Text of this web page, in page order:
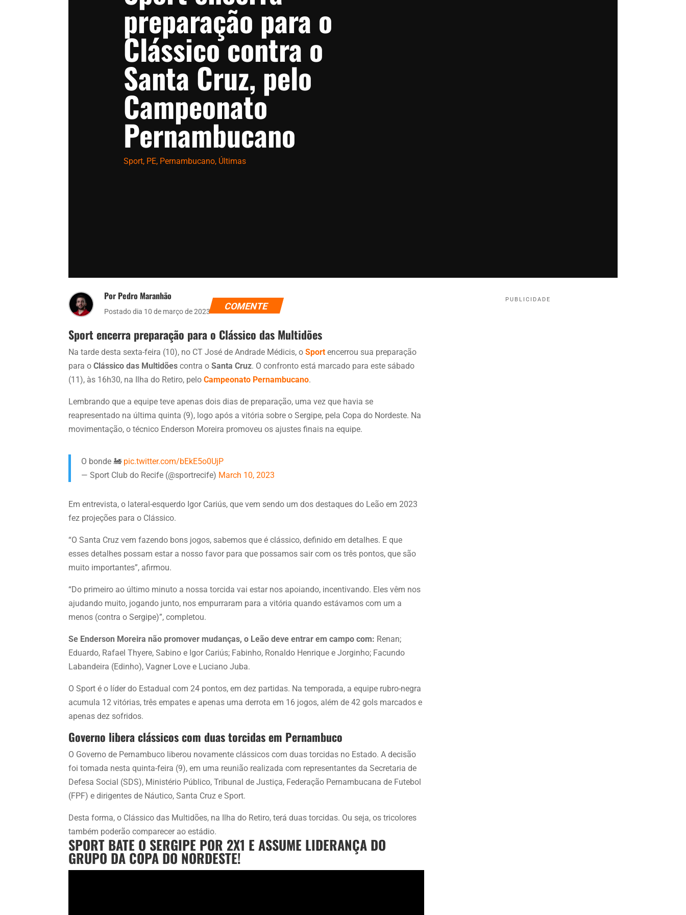
preparação para o
Clássico contra o
Santa Cruz, pelo
Campeonato
Pernambucano
Sport, PE, Pernambucano, Últimas
Por Pedro Maranhão
Postado dia 10 de março de 2023 COMENTE
Sport encerra preparação para o Clássico das Multidões
Na tarde desta sexta-feira (10), no CT José de Andrade Médicis, oSportencerrou sua preparação
para oClássico das Multidões contra oSanta Cruz. O confronto está marcado para este sábado
(11), às 16h30, na Ilha do Retiro, peloCampeonato Pernambucano.
Lembrando que a equipe teve apenas dois dias de preparação, uma vez que havia se
reapresentado na última quinta (9), logo após a vitória sobre o Sergipe, pela Copa do Nordeste. Na
movimentação, o técnico Enderson Moreira promoveu os ajustes finais na equipe.
O bonde 🚂 pic.twitter.com/bEkE5o0UjP
— Sport Club do Recife (@sportrecife) March 10, 2023
Em entrevista, o lateral-esquerdo Igor Cariús, que vem sendo um dos destaques do Leão em 2023
fez projeções para o Clássico.
“O Santa Cruz vem fazendo bons jogos, sabemos que é clássico, definido em detalhes. E que
esses detalhes possam estar a nosso favor para que possamos sair com os três pontos, que são
muito importantes”, afirmou.
“Do primeiro ao último minuto a nossa torcida vai estar nos apoiando, incentivando. Eles vêm nos
ajudando muito, jogando junto, nos empurraram para a vitória quando estávamos com um a
menos (contra o Sergipe)”, completou.
Se Enderson Moreira não promover mudanças, o Leão deve entrar em campo com: Renan;
Eduardo, Rafael Thyere, Sabino e Igor Cariús; Fabinho, Ronaldo Henrique e Jorginho; Facundo
Labandeira (Edinho), Vagner Love e Luciano Juba.
O Sport é o líder do Estadual com 24 pontos, em dez partidas. Na temporada, a equipe rubro-negra
acumula 12 vitórias, três empates e apenas uma derrota em 16 jogos, além de 42 gols marcados e
apenas dez sofridos.
Governo libera clássicos com duas torcidas em Pernambuco
O Governo de Pernambuco liberou novamente clássicos com duas torcidas no Estado. A decisão
foi tomada nesta quinta-feira (9), em uma reunião realizada com representantes da Secretaria de
Defesa Social (SDS), Ministério Público, Tribunal de Justiça, Federação Pernambucana de Futebol
(FPF) e dirigentes de Náutico, Santa Cruz e Sport.
Desta forma, o Clássico das Multidões, na Ilha do Retiro, terá duas torcidas. Ou seja, os tricolores
também poderão comparecer ao estádio.
SPORT BATE O SERGIPE POR 2X1 E ASSUME LIDERANÇA DO
GRUPO DA COPA DO NORDESTE!
PUBLICIDADE